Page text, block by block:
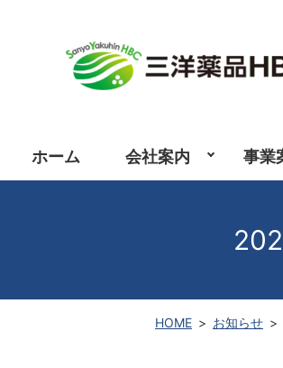
ホーム 会社案内 事業
HOME お知らせ